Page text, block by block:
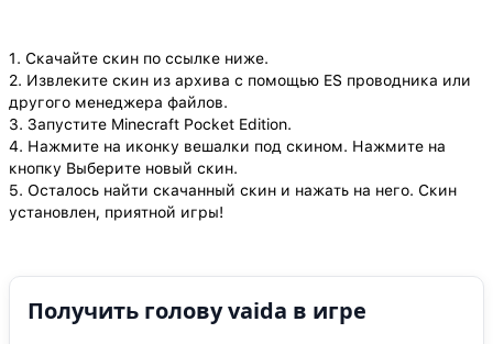
1. Скачайте скин по ссылке ниже.
2. Извлеките скин из архива с помощью ES проводника или
другого менеджера файлов.
3. Запустите Minecraft Pocket Edition.
4. Нажмите на иконку вешалки под скином. Нажмите на
кнопку Выберите новый скин.
5. Осталось найти скачанный скин и нажать на него. Скин
установлен, приятной игры!
Получить голову vaida в игре